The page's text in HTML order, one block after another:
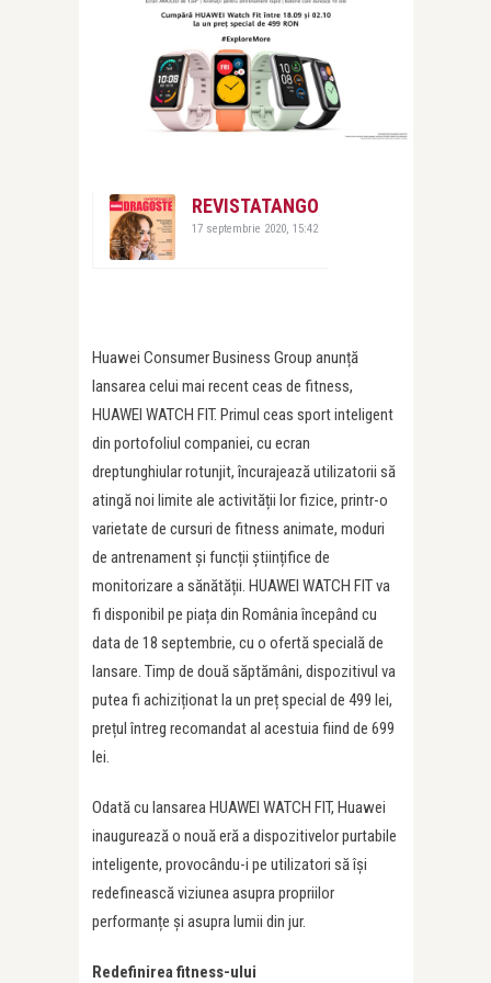
REVISTATANGO
17 septembrie 2020, 15:42
Huawei Consumer Business Group anunță
lansarea celui mai recent ceas de fitness,
HUAWEI WATCH FIT. Primul ceas sport inteligent
din portofoliul companiei, cu ecran
dreptunghiular rotunjit, încurajează utilizatorii să
atingă noi limite ale activității lor fizice, printr-o
varietate de cursuri de fitness animate, moduri
de antrenament și funcții științifice de
monitorizare a sănătății. HUAWEI WATCH FIT va
fi disponibil pe piața din România începând cu
data de 18 septembrie, cu o ofertă specială de
lansare. Timp de două săptămâni, dispozitivul va
putea fi achiziționat la un preț special de 499 lei,
prețul întreg recomandat al acestuia fiind de 699
lei.
Odată cu lansarea HUAWEI WATCH FIT, Huawei
inaugurează o nouă eră a dispozitivelor purtabile
inteligente, provocându-i pe utilizatori să își
redefinească viziunea asupra propriilor
performanțe și asupra lumii din jur.
Redefinirea fitness-ului